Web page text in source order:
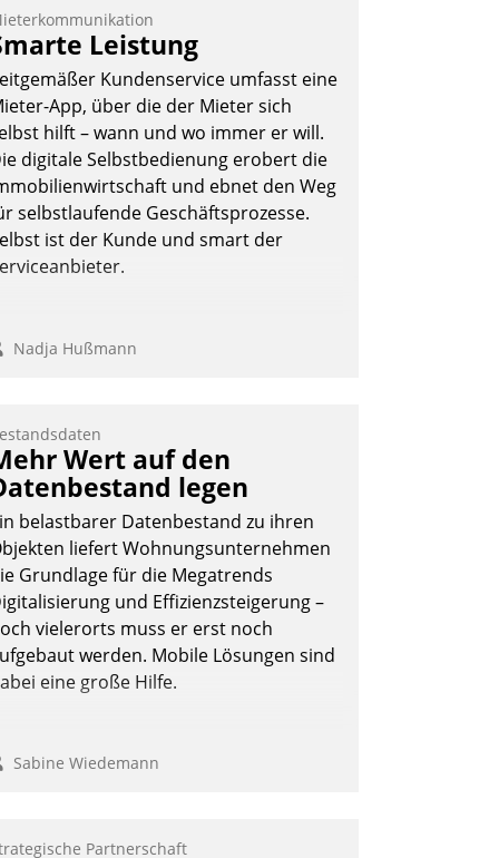
Verwaltung von Aufträgen der
Instandhaltung in die SAP-
deutscher
– und
damit den Weg vom
zum Dienstleisterauftrag.
Nadja Hußmann
Leistung
Kundenservice umfasst eine
App, über die der Mieter sich
hilft – wann und wo immer er will.
digitale Selbstbedienung erobert die
und ebnet den Weg
selbstlaufende Geschäftsprozesse.
ist der Kunde und smart der
Nadja Hußmann
Wert auf den
legen
belastbarer Datenbestand zu ihren
liefert Wohnungsunternehmen
Grundlage für die Megatrends
und Effizienzsteigerung –
vielerorts muss er erst noch
werden. Mobile Lösungen sind
eine große Hilfe.
Sabine Wiedemann
Partnerschaft